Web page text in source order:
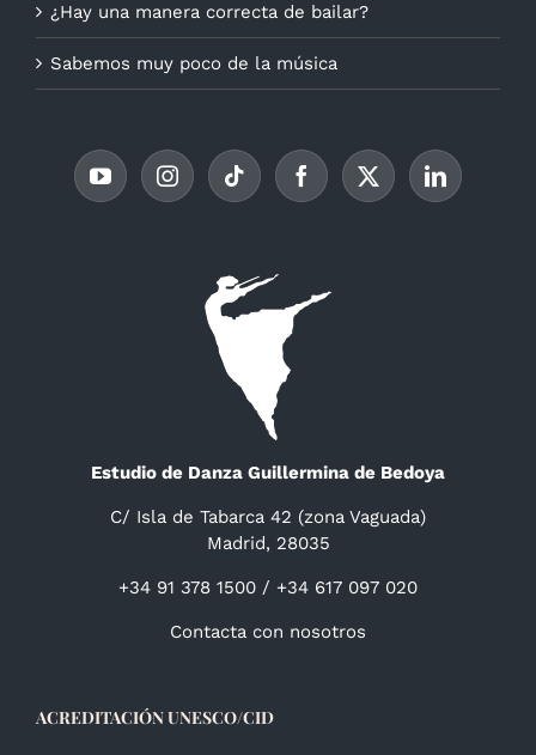
¿Hay una manera correcta de bailar?
Sabemos muy poco de la música
Estudio de Danza Guillermina de Bedoya
C/ Isla de Tabarca 42 (zona Vaguada)
Madrid, 28035
+34 91 378 1500 / +34 617 097 020
Contacta con nosotros
ACREDITACIÓN UNESCO/CID